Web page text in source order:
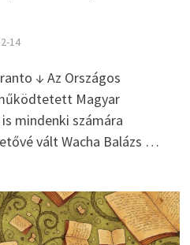
14
↓ Az Országos
Magyar
mindenki számára
vált Wacha Balázs …